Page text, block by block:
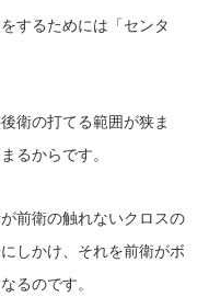
するためには「センタ
衛の打てる範囲が狭ま
るからです。
前衛の触れないクロスの
しかけ、それを前衛がボ
るのです。